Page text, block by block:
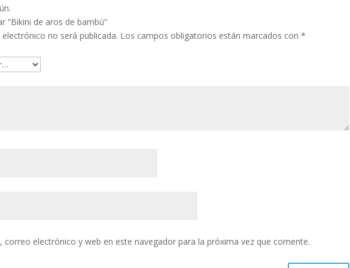
“Bikini de aros de bambú”
no será publicada. Los campos obligatorios están marcados con*
correo electrónico y web en este navegador para la próxima vez que comente.